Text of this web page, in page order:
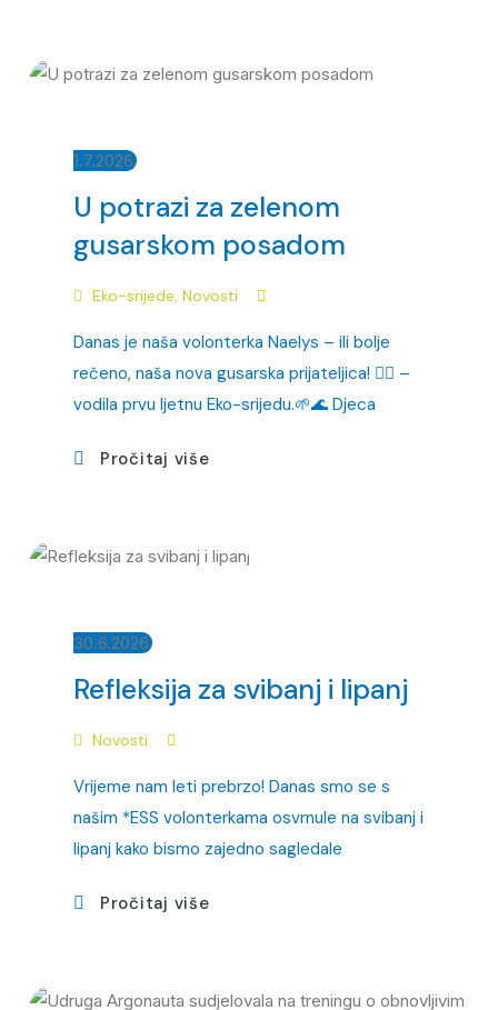
1.7.2026.
U potrazi za zelenom
gusarskom posadom
Eko-srijede,Novosti
Danas je naša volonterka Naelys – ili bolje
rečeno, naša nova gusarska prijateljica! 🏴‍☠️ –
vodila prvu ljetnu Eko-srijedu.🌱🌊 Djeca
Pročitaj više
30.6.2026.
Refleksija za svibanj i lipanj
Novosti
Vrijeme nam leti prebrzo! Danas smo se s
našim *ESS volonterkama osvrnule na svibanj i
lipanj kako bismo zajedno sagledale
Pročitaj više